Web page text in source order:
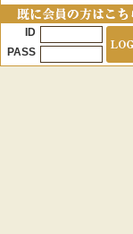
ID
PASS